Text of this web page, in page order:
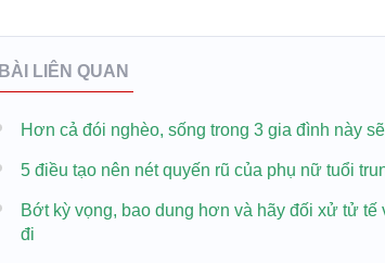
BÀI LIÊN QUAN
Hơn cả đói nghèo, sống trong 3 gia đình này
5 điều tạo nên nét quyến rũ của phụ nữ tuổi
Bớt kỳ vọng, bao dung hơn và hãy đối xử tử
đi